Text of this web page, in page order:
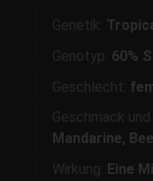
Genetik:
Genotyp: 60%
Geschlecht:
Geschmack und
Mandarine,
Wirkung: Eine